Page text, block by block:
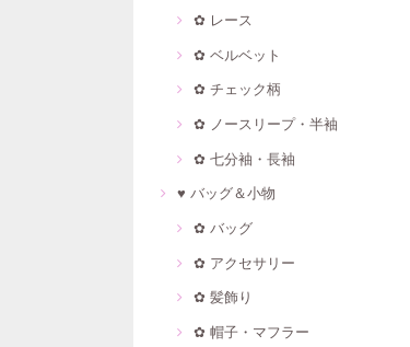
✿ レース
✿ ベルベット
✿ チェック柄
✿ ノースリープ・半袖
✿ 七分袖・長袖
♥ バッグ＆小物
✿ バッグ
✿ アクセサリー
✿ 髪飾り
✿ 帽子・マフラー